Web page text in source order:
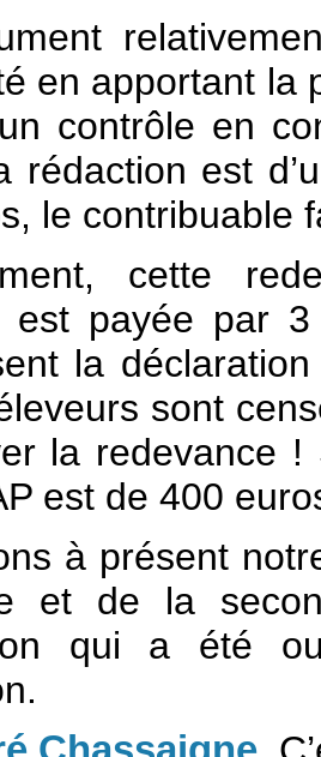
en apportant la
contrôle en
rédaction est
le contribuable
cette
est payée par
la
sont
la redevance
est de 400
à présent
et de la
qui a été